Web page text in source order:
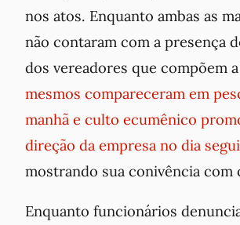
nos atos. Enquanto ambas as
não contaram com a presença
dos vereadores que compõem a
mesmos compareceram em
manhã e culto ecumênico
direção da empresa no dia
mostrando sua conivência com
Enquanto funcionários